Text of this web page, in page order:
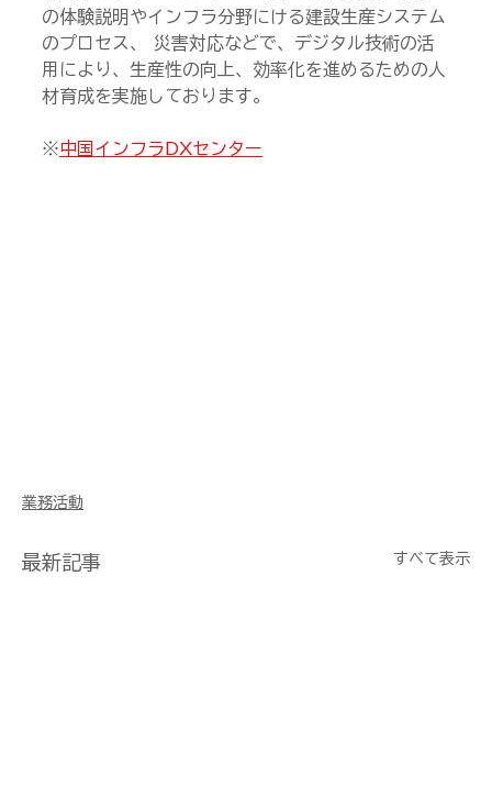
の体験説明やインフラ分野にける建設生産システム
のプロセス、 災害対応などで、デジタル技術の活
用により、生産性の向上、効率化を進めるための人
材育成を実施しております。
※中国インフラDXセンター
業務活動
最新記事 すべて表示